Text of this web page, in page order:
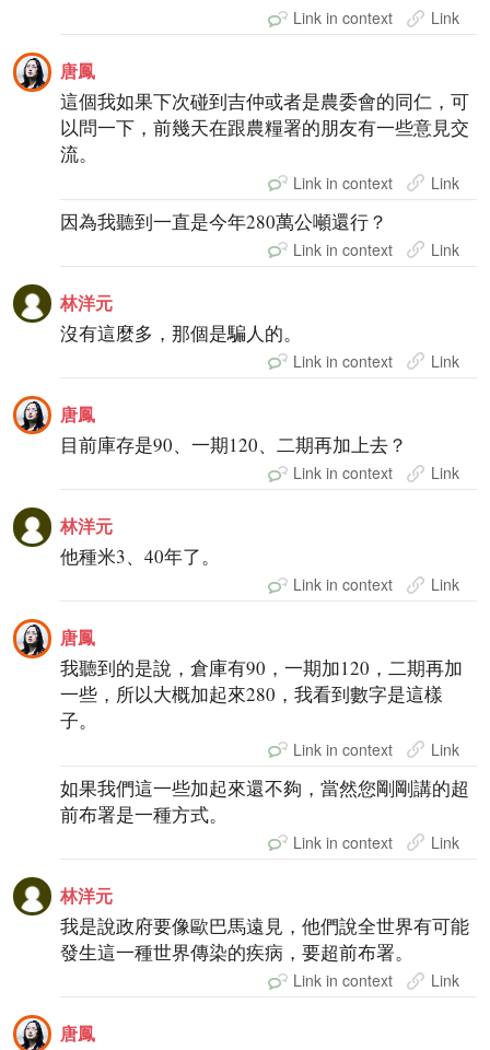
Link in context Link
唐鳳
這個我如果下次碰到吉仲或者是農委會的同仁，可
以問一下，前幾天在跟農糧署的朋友有一些意見交
流。
Link in context Link
因為我聽到一直是今年280萬公噸還行？
Link in context Link
林洋元
沒有這麼多，那個是騙人的。
Link in context Link
唐鳳
目前庫存是90、一期120、二期再加上去？
Link in context Link
林洋元
他種米3、40年了。
Link in context Link
唐鳳
我聽到的是說，倉庫有90，一期加120，二期再加
一些，所以大概加起來280，我看到數字是這樣
子。
Link in context Link
如果我們這一些加起來還不夠，當然您剛剛講的超
前布署是一種方式。
Link in context Link
林洋元
我是說政府要像歐巴馬遠見，他們說全世界有可能
發生這一種世界傳染的疾病，要超前布署。
Link in context Link
唐鳳